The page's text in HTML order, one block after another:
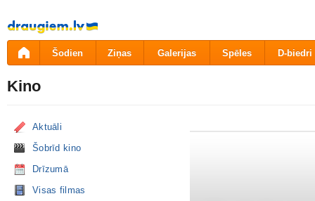
Pāriet
uz
saturu
Šodien Ziņas Galerijas Spēles D-biedri
Kino
Aktuāli
Šobrīd kino
Drīzumā
Visas filmas